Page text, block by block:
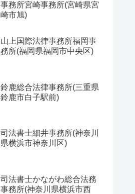
事務所宮崎事務所(宮崎県宮
崎市旭)
山上国際法律事務所福岡事
務所(福岡県福岡市中央区)
鈴鹿総合法律事務所(三重県
鈴鹿市白子駅前)
司法書士細井事務所(神奈川
県横浜市神奈川区)
司法書士かながわ総合法務
事務所(神奈川県横浜市西